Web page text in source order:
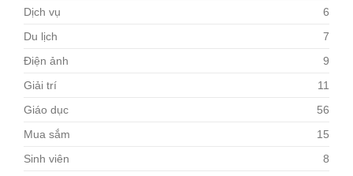
Dịch vụ
6
Du lịch
7
Điện ảnh
9
Giải trí
11
Giáo dục
56
Mua sắm
15
Sinh viên
8